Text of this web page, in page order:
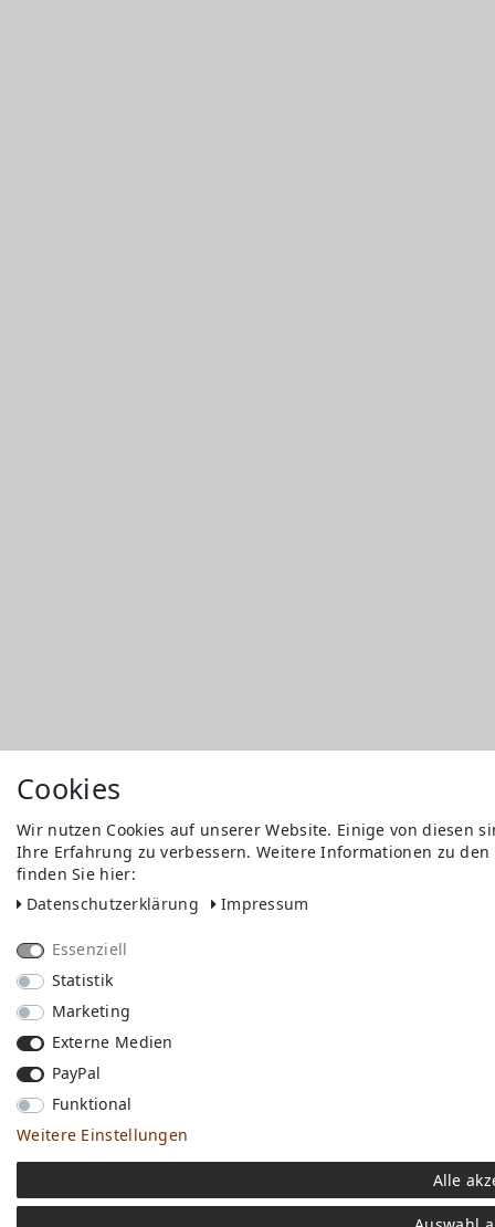
Cookies
Wir nutzen Cookies auf unserer Website. Einige von diesen
Ihre Erfahrung zu verbessern. Weitere Informationen zu
finden Sie hier:
Daten­schutz­erklärung
Impressum
Essenziell
Statistik
Marketing
Externe Medien
PayPal
Funktional
Weitere Einstellungen
Alle